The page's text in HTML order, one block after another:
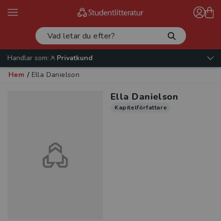
Handlar som:
Privatkund
Hem / Ella Danielson
Ella Danielson
Kapitelförfattare